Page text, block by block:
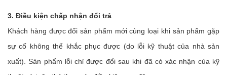
3. Điều kiện chấp nhận đổi trả
Khách hàng được đổi sản phẩm mới cùng loại khi sản phẩm gặp
sự cố không thể khắc phục được (do lỗi kỹ thuật của nhà sản
xuất). Sản phẩm lỗi chỉ được đổi sau khi đã có xác nhận của kỹ